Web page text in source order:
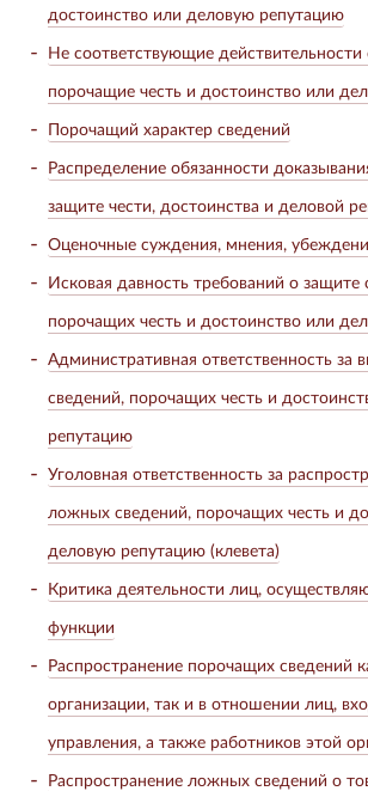
достоинство или деловую репутацию
Не соответствующие действительности
порочащие честь и достоинство или
Порочащий характер сведений
Распределение обязанности
защите чести, достоинства и деловой
Оценочные суждения, мнения,
Исковая давность требований о защите
порочащих честь и достоинство или
Административная ответственность за
сведений, порочащих честь и
репутацию
Уголовная ответственность за
ложных сведений, порочащих честь и
деловую репутацию (клевета)
Критика деятельности лиц,
функции
Распространение порочащих сведений
организации, так и в отношении лиц,
управления, а также работников этой
Распространение ложных сведений о